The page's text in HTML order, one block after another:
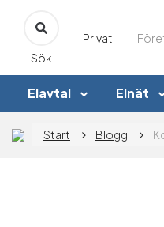
Sök
Privat
Elavtal Elnät
Start Blogg